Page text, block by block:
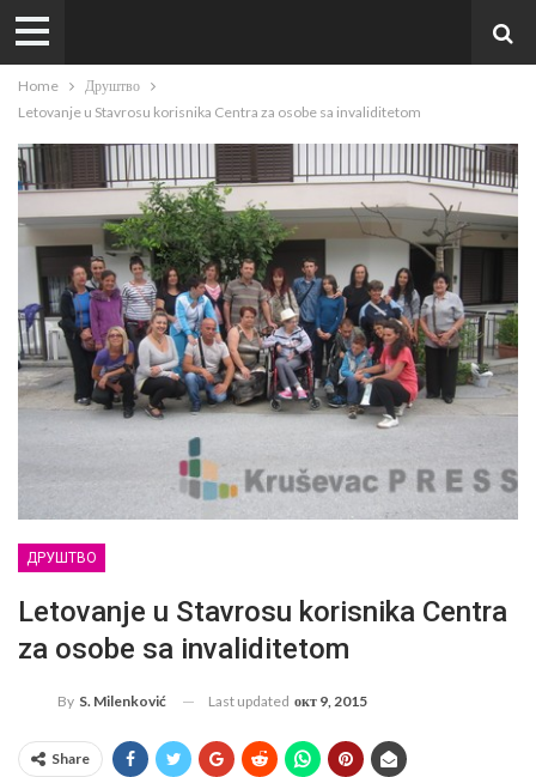
Home
Друштво
Letovanje u Stavrosu korisnika Centra za osobe sa invaliditetom
ДРУШТВО
Letovanje u Stavrosu korisnika Centra
za osobe sa invaliditetom
By S. Milenković Last updated окт 9, 2015
Share